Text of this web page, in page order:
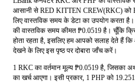
आसानी से RED KITTEN CREW(RKC)
लिए वास्तविक समय के डेटा का उपयोग करता है।
की वास्तविक समय कीमत ₱0.0519 है। चूँकि
होता रहता है, इसलिए हम आपको सलाह देते हैं
देखने के लिए इस पृष्ठ पर दोबारा जाँच करें।
1 RKC का वर्तमान मूल्य ₱0.0519 है, जिसका
का खर्च आएगा। इसी प्रकार, 1 PHP को